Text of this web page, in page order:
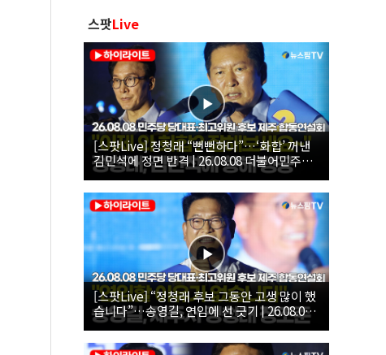
스팟Live
[스팟Live] 정청래 “뻔뻔하다”…‘화합’ 꺼낸
김민석에 정면 반격 | 26.08.08 더불어민주당
당대표·최고위원 후보 제주 합동연설회
[스팟Live] “정청래 후보 그동안 고생 많이 했
습니다”…송영길, 연임에 선 긋기 | 26.08.08
더불어민주당 당대표·최고위원 후보 제주 합
동연설회